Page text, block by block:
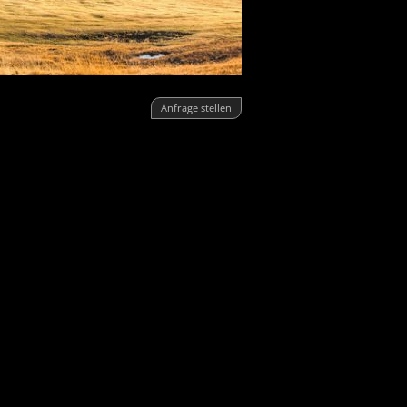
Anfrage stellen